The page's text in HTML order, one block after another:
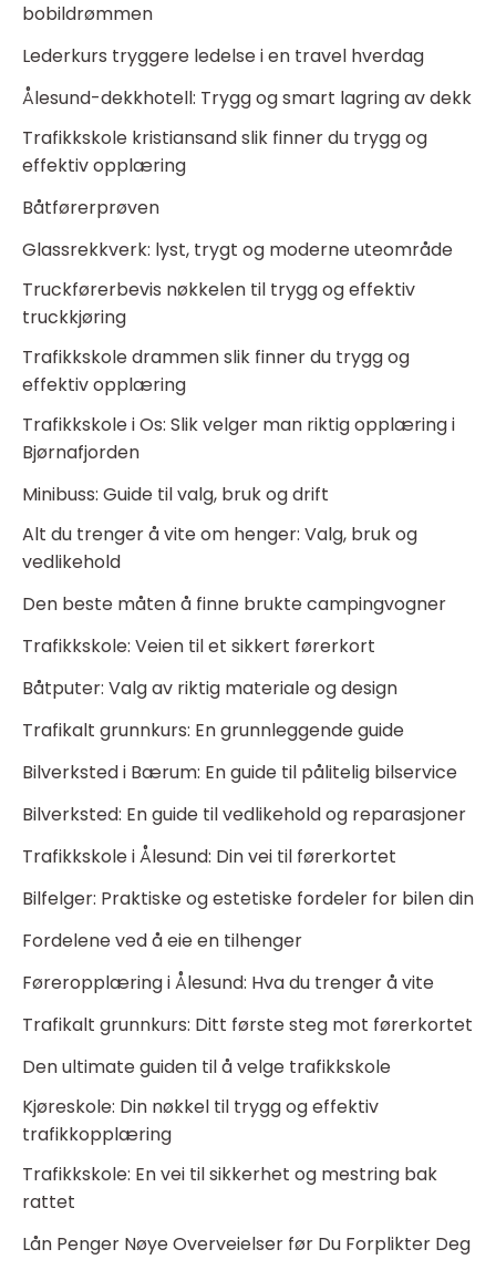
bobildrømmen
Lederkurs tryggere ledelse i en travel hverdag
Ålesund-dekkhotell: Trygg og smart lagring av dekk
Trafikkskole kristiansand slik finner du trygg og
effektiv opplæring
Båtførerprøven
Glassrekkverk: lyst, trygt og moderne uteområde
Truckførerbevis nøkkelen til trygg og effektiv
truckkjøring
Trafikkskole drammen slik finner du trygg og
effektiv opplæring
Trafikkskole i Os: Slik velger man riktig opplæring i
Bjørnafjorden
Minibuss: Guide til valg, bruk og drift
Alt du trenger å vite om henger: Valg, bruk og
vedlikehold
Den beste måten å finne brukte campingvogner
Trafikkskole: Veien til et sikkert førerkort
Båtputer: Valg av riktig materiale og design
Trafikalt grunnkurs: En grunnleggende guide
Bilverksted i Bærum: En guide til pålitelig bilservice
Bilverksted: En guide til vedlikehold og reparasjoner
Trafikkskole i Ålesund: Din vei til førerkortet
Bilfelger: Praktiske og estetiske fordeler for bilen din
Fordelene ved å eie en tilhenger
Føreropplæring i Ålesund: Hva du trenger å vite
Trafikalt grunnkurs: Ditt første steg mot førerkortet
Den ultimate guiden til å velge trafikkskole
Kjøreskole: Din nøkkel til trygg og effektiv
trafikkopplæring
Trafikkskole: En vei til sikkerhet og mestring bak
rattet
Lån Penger Nøye Overveielser før Du Forplikter Deg